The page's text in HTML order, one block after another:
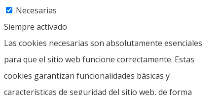
Necesarias
Siempre activado
Las cookies necesarias son absolutamente esenciales
para que el sitio web funcione correctamente. Estas
cookies garantizan funcionalidades básicas y
características de seguridad del sitio web, de forma